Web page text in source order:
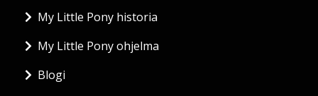
My Little Pony historia
My Little Pony ohjelma
Blogi